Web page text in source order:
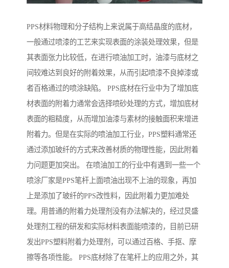
PPS材料物理和分子结构上来说属于高结晶度的底材，
一般通过喷漆的工艺来实现表面的涂装处理效果，但是
其表面张力比较低，在进行喷油加工时，油漆与底材之
间较难达到良好的附着效果，从而引起喷漆不良掉漆或
者百格通过的喷涂缺陷。 PPS底材在行业中为了增加底
材表面的附着力通常会选择喷砂处理的方式，增加底材
表面的粗糙度，从而增加油漆与素材的接触面积来增进
附着力。但是在实际的喷油加工行业，PPS塑料通常还
通过添加玻纤的方式来改善材质的物理性能，因此附着
力问题更加突出。 在喷油加工的行业中有遇到一些一个
喷涂厂家是PPS笔杆上面喷油出现不上油的现象，再加
上是添加了玻纤的PPS改性料，因此附着力更加难处
理。用普通的附着力处理剂没有办法解决的，经过炅盛
处理剂工程的研发和实际材料表面能喷漆的，目前已研
发出PPS塑料附着力处理剂，可以通过百格、手抠、摩
擦等各项性能。 PPS底材除了在笔杆上的应用之外，其